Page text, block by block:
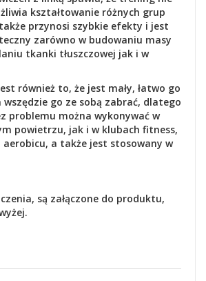
kształtowanie różnych grup
przynosi szybkie efekty i jest
zarówno w budowaniu masy
tkanki tłuszczowej jak i w
również to, że jest mały, łatwo go
wszędzie go ze sobą zabrać, dlatego
problemu można wykonywać w
powietrzu, jak i w klubach fitness,
aerobicu, a także jest stosowany w
są załączone do produktu,